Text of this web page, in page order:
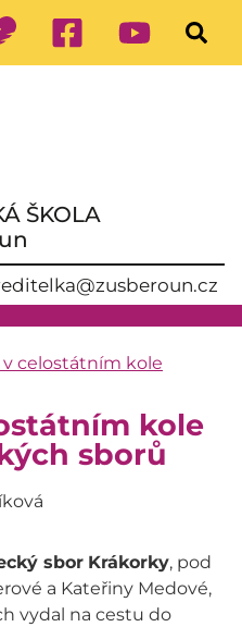
ŠKOLA
v celostátním kole
kole
sborů
sbor Krákorky, pod
a Kateřiny Medové,
vydal na cestu do